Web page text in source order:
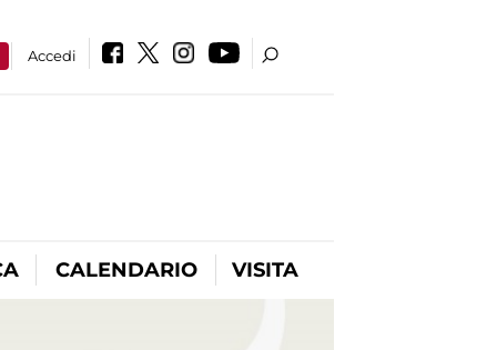
Accedi
CALENDARIO VISITA